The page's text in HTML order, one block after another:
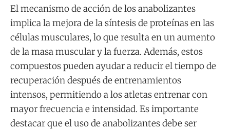
El mecanismo de acción de los anabolizantes
implica la mejora de la síntesis de proteínas en las
células musculares, lo que resulta en un aumento
de la masa muscular y la fuerza. Además, estos
compuestos pueden ayudar a reducir el tiempo de
recuperación después de entrenamientos
intensos, permitiendo a los atletas entrenar con
mayor frecuencia e intensidad. Es importante
destacar que el uso de anabolizantes debe ser